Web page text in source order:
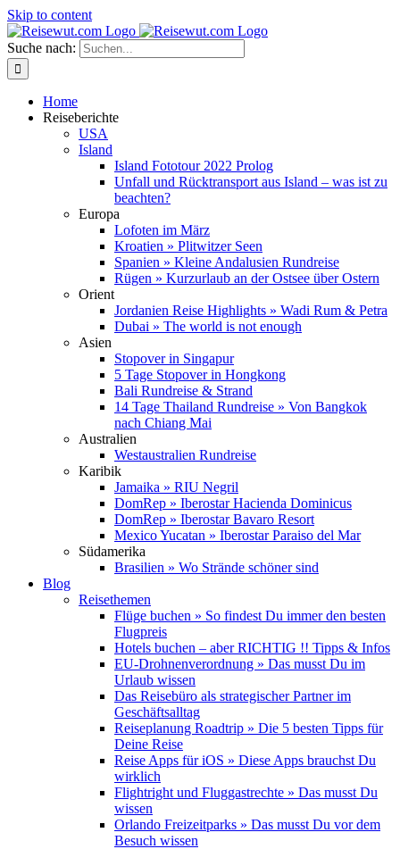
Skip to content
Suche nach:
Home
Reiseberichte
USA
Island
Island Fototour 2022 Prolog
Unfall und Rücktransport aus Island – was ist zu
beachten?
Europa
Lofoten im März
Kroatien » Plitwitzer Seen
Spanien » Kleine Andalusien Rundreise
Rügen » Kurzurlaub an der Ostsee über Ostern
Orient
Jordanien Reise Highlights » Wadi Rum & Petra
Dubai » The world is not enough
Asien
Stopover in Singapur
5 Tage Stopover in Hongkong
Bali Rundreise & Strand
14 Tage Thailand Rundreise » Von Bangkok
nach Chiang Mai
Australien
Westaustralien Rundreise
Karibik
Jamaika » RIU Negril
DomRep » Iberostar Hacienda Dominicus
DomRep » Iberostar Bavaro Resort
Mexico Yucatan » Iberostar Paraiso del Mar
Südamerika
Brasilien » Wo Strände schöner sind
Blog
Reisethemen
Flüge buchen » So findest Du immer den besten
Flugpreis
Hotels buchen – aber RICHTIG !! Tipps & Infos
EU-Drohnenverordnung » Das musst Du im
Urlaub wissen
Das Reisebüro als strategischer Partner im
Geschäftsalltag
Reiseplanung Roadtrip » Die 5 besten Tipps für
Deine Reise
Reise Apps für iOS » Diese Apps brauchst Du
wirklich
Flightright und Fluggastrechte » Das musst Du
wissen
Orlando Freizeitparks » Das musst Du vor dem
Besuch wissen